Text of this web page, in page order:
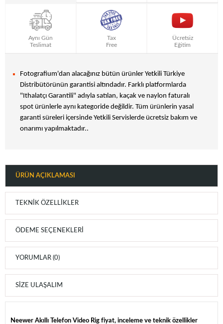
Aynı Gün
Teslimat
Tax
Free
Ücretsiz
Eğitim
Fotografium'dan alacağınız bütün ürünler Yetkili Türkiye
Distribütörünün garantisi altındadır. Farklı platformlarda
"Ithalatçı Garantili" adıyla satılan, kaçak ve naylon faturalı
spot ürünlerle aynı kategoride değildir. Tüm ürünlerin yasal
garanti süreleri içersinde Yetkili Servislerde ücretsiz bakım ve
onarımı yapılmaktadır..
ÜRÜN AÇIKLAMASI
TEKNIK ÖZELLIKLER
ÖDEME SEÇENEKLERI
YORUMLAR (0)
SIZE ULAŞALIM
Neewer Akıllı Telefon Video Rig fiyat, inceleme ve teknik özellikler